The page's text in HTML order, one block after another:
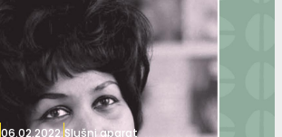
06.02.2022.Slušni aparat